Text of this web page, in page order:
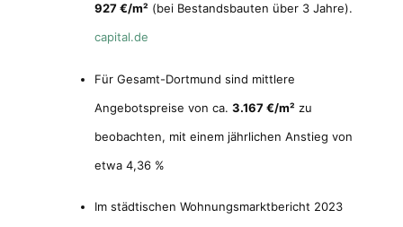
927 €/m² (bei Bestandsbauten über 3 Jahre).
capital.de
Für Gesamt-Dortmund sind mittlere
Angebotspreise von ca. 3.167 €/m² zu
beobachten, mit einem jährlichen Anstieg von
etwa 4,36 %
Im städtischen Wohnungsmarktbericht 2023